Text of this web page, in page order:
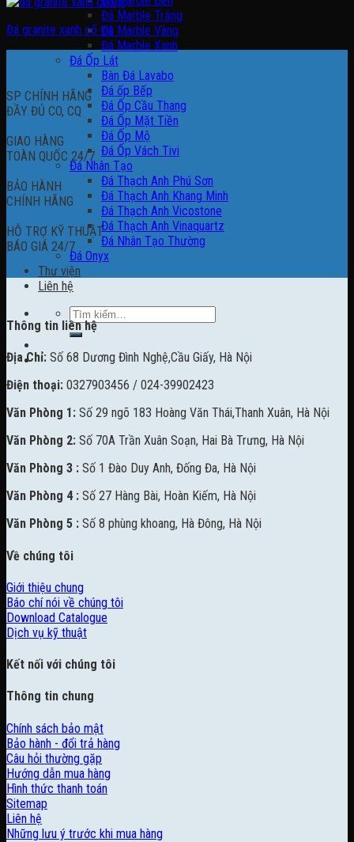
Đá Marble Trắng
Đá Marble Vàng
Đá Marble Xanh
Đá Ốp Lát
Bàn Đá Lavabo
Đá ốp Bếp
Đá Ốp Cầu Thang
Đá Ốp Mặt Tiền
Đá Ốp Mộ
Đá Ốp Vách Tivi
Đá Nhân Tạo
Đá Thạch Anh Phú Sơn
Đá Thạch Anh Khang Minh
Đá Thạch Anh Vicostone
Đá Thạch Anh Vinaquartz
Đá Nhân Tạo Thường
Đá Onyx
Thư viện
Liên hệ
Tìm
kiếm:
Đá granite xanh cổ vịt
SP CHÍNH HÃNG
ĐẦY ĐỦ CO, CQ
GIAO HÀNG
TOÀN QUỐC 24/7
BẢO HÀNH
CHÍNH HÃNG
HỖ TRỢ KỸ THUẬT
BÁO GIÁ 24/7
Thông tin liên hệ
Địa Chỉ: Số 68 Dương Đình Nghệ,Cầu Giấy, Hà Nội
Điện thoại: 0327903456 / 024-39902423
Văn Phòng 1: Số 29 ngõ 183 Hoàng Văn Thái,Thanh Xuân, Hà Nội
Văn Phòng 2: Số 70A Trần Xuân Soạn, Hai Bà Trưng, Hà Nội
Văn Phòng 3 : Số 1 Đào Duy Anh, Đống Đa, Hà Nội
Văn Phòng 4 : Số 27 Hàng Bài, Hoàn Kiếm, Hà Nội
Văn Phòng 5 : Số 8 phùng khoang, Hà Đông, Hà Nội
Về chúng tôi
Giới thiệu chung
Báo chí nói về chúng tôi
Download Catalogue
Dịch vụ kỹ thuật
Kết nối với chúng tôi
Thông tin chung
Chính sách bảo mật
Bảo hành - đổi trả hàng
Câu hỏi thường gặp
Hướng dẫn mua hàng
Hình thức thanh toán
Sitemap
Liên hệ
Những lưu ý trước khi mua hàng